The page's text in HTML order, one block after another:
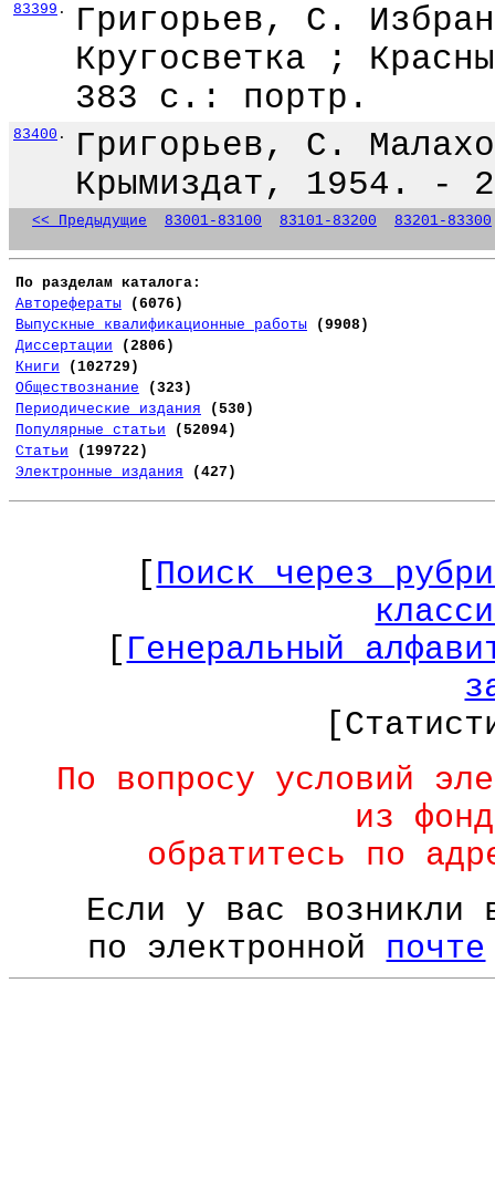
83399 .
Григорьев, С.
Кругосветка ;
383 с.: портр.
83400 .
Григорьев, С.
Крымиздат, 1954. -
<< Предыдущие 83001-83100 83101-83200 83201-83300
По разделам каталога:
Авторефераты
(6076)
Выпускные квалификационные работы
(9908)
Диссертации
(2806)
Книги
(102729)
Обществознание
(323)
Периодические издания
(530)
Популярные статьи
(52094)
Статьи
(199722)
Электронные издания
(427)
[Поиск через
[ Генеральный
По вопросу условий
из
обратитесь по
Если у вас возникли
по электронной почте